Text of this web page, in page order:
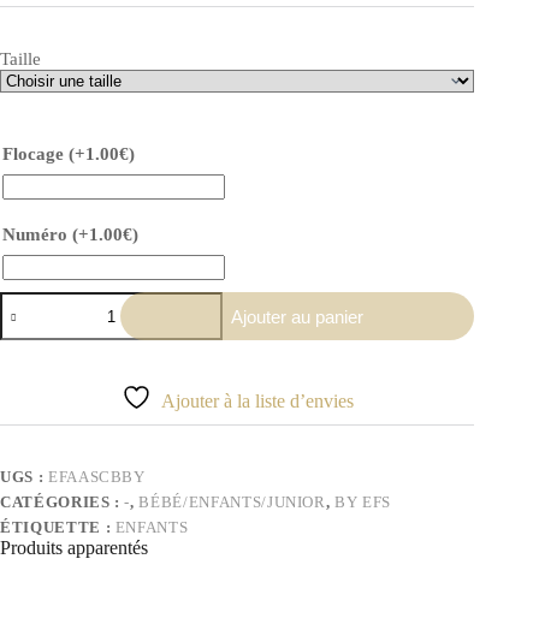
Taille
Flocage (+1.00€)
Numéro (+1.00€)
quantité
de
Body
Ajouter au panier
Ajouter à la liste d’envies
UGS : EFAASCBBY
CATÉGORIES :-,BÉBÉ/ENFANTS/JUNIOR,BY EFS
ÉTIQUETTE : ENFANTS
Produits apparentés